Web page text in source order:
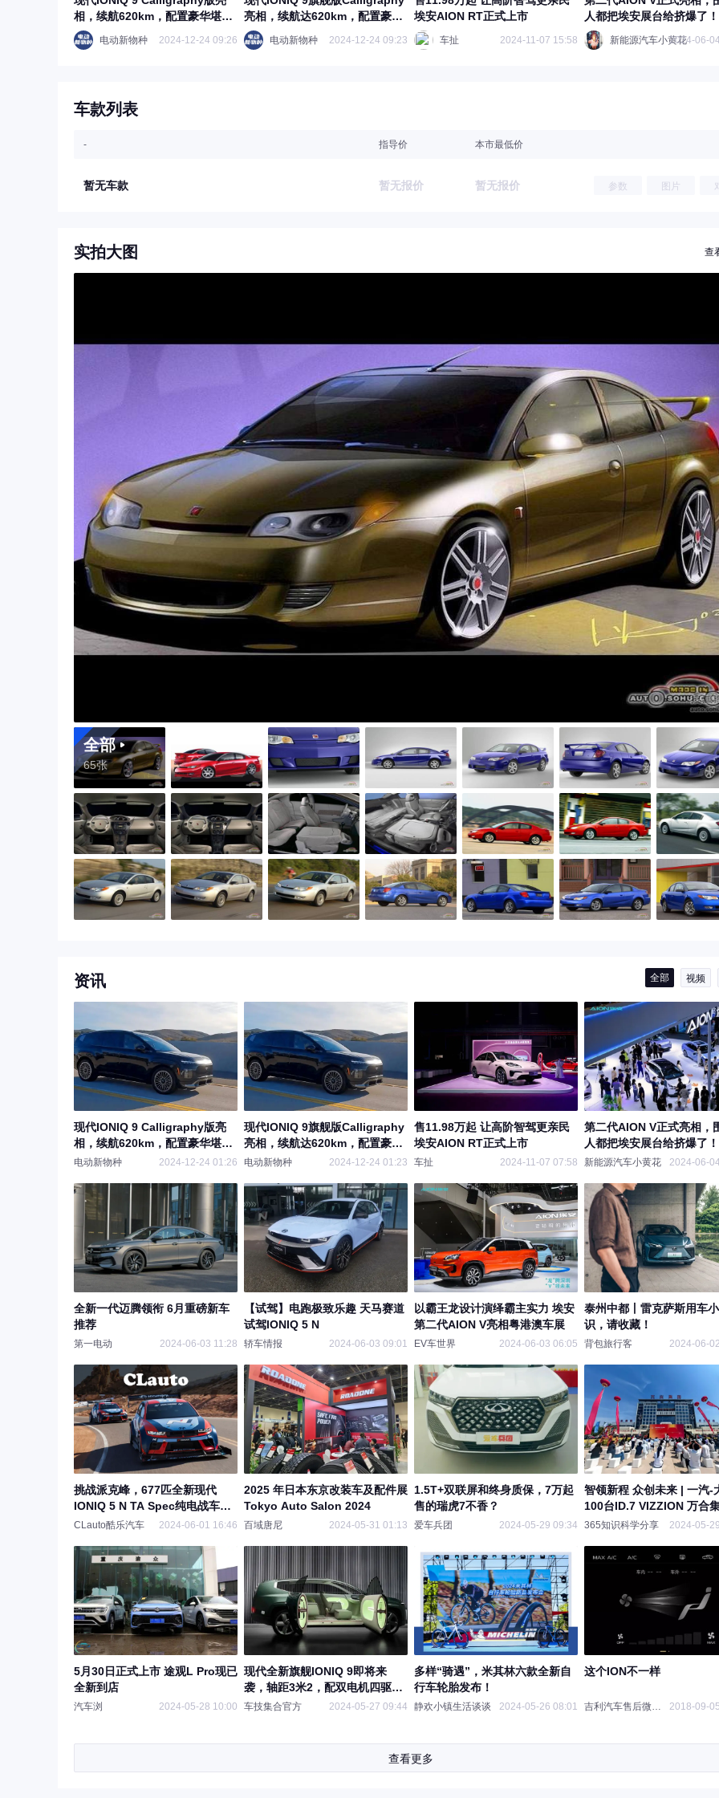
相，续航620km，配置豪华堪
称“行驶中的客厅”
电动新物种 2024-12-24 09:26
亮相，续航达620km，配置豪华
超乎想象！
电动新物种 2024-12-24 09:23
埃安AION RT正式上市
车扯 2024-11-07 15:58
人都把埃安展台给挤爆了！
新能源汽车小黄花2024-06-
车款列表
- 指导价 本市最低价
暂无车款 暂无报价 暂无报价 参数 图片
实拍大图 查
全部
65张
资讯 全部 视频
现代IONIQ 9 Calligraphy版亮
相，续航620km，配置豪华堪
称“行驶中的客厅”
电动新物种 2024-12-24 01:26
现代IONIQ 9旗舰版Calligraphy
亮相，续航达620km，配置豪华
超乎想象！
电动新物种 2024-12-24 01:23
售11.98万起 让高阶智驾更亲民
埃安AION RT正式上市
车扯 2024-11-07 07:58
第二代AION V正式亮相，
人都把埃安展台给挤爆了！
新能源汽车小黄花 2024-06-
全新一代迈腾领衔 6月重磅新车
推荐
第一电动 2024-06-03 11:28
【试驾】电跑极致乐趣 天马赛道
试驾IONIQ 5 N
轿车情报 2024-06-03 09:01
以霸王龙设计演绎霸主实力 埃安
第二代AION V亮相粤港澳车展
EV车世界 2024-06-03 06:05
泰州中都丨雷克萨斯用车
识，请收藏！
背包旅行客 2024-06-
挑战派克峰，677匹全新现代
IONIQ 5 N TA Spec纯电战车下
月出战 | 酷乐汽车
CLauto酷乐汽车 2024-06-01 16:46
2025 年日本东京改装车及配件展
Tokyo Auto Salon 2024
百域唐尼 2024-05-31 01:13
1.5T+双联屏和终身质保，7万起
售的瑞虎7不香？
爱车兵团 2024-05-29 09:34
智领新程 众创未来 | 一汽-
100台ID.7 VIZZION 万合
用户交车仪式圆满落幕
365知识科学分享 2024-05-
5月30日正式上市 途观L Pro现已
全新到店
汽车浏 2024-05-28 10:00
现代全新旗舰IONIQ 9即将来
袭，轴距3米2，配双电机四驱
+800V快充
车技集合官方 2024-05-27 09:44
多样“骑遇”，米其林六款全新自
行车轮胎发布！
静欢小镇生活谈谈 2024-05-26 08:01
这个ION不一样
吉利汽车售后微课堂 2018-09-
查看更多